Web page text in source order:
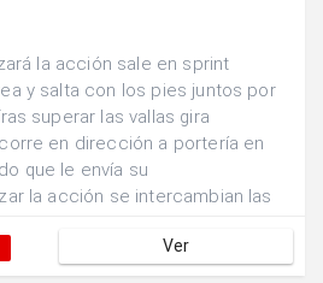
la acción sale en sprint
y salta con los pies juntos por
superar las vallas gira
en dirección a portería en
que le envía su
la acción se intercambian las
Ver